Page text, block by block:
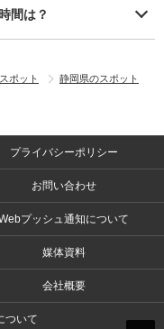
間は？
ポット
静岡県のスポット
プライバシーポリシー
お問い合わせ
プッシュ通知について
媒体資料
会社概要
ついて